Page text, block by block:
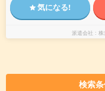
気になる!
派遣会社 株
検索